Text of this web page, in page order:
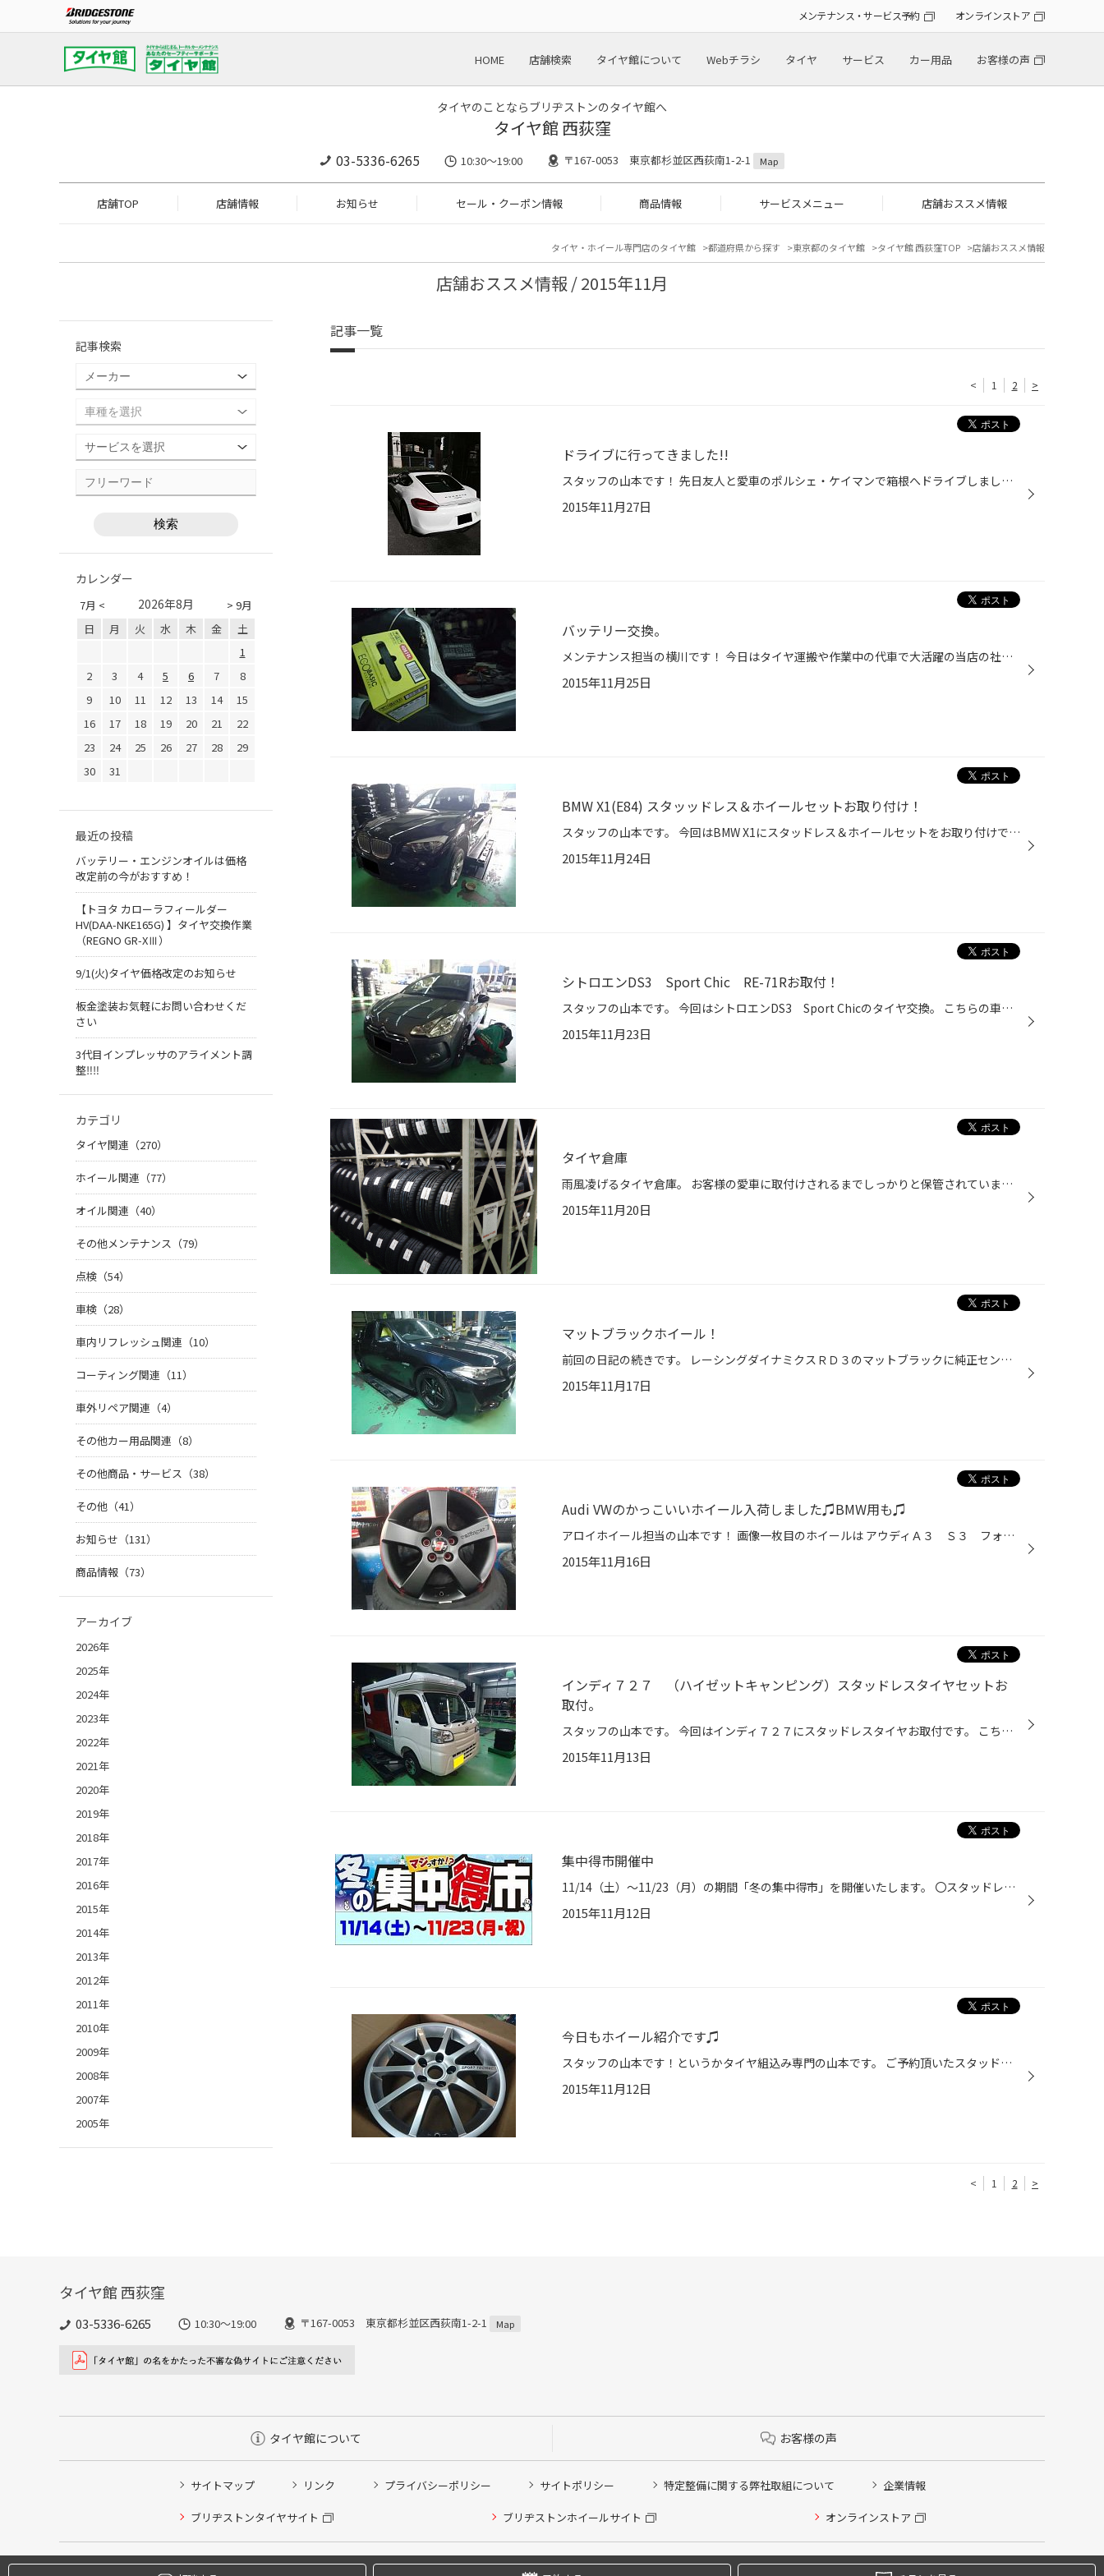
メンテナンス・サービス予約 オンラインストア
HOME 店舗検索 タイヤ館について Webチラシ タイヤ サービス カー用品 お客様の声
タイヤのことならブリヂストンのタイヤ館へ
タイヤ館 西荻窪
03-5336-6265 10:30～19:00 〒167-0053 東京都杉並区西荻南1-2-1 Map
店舗TOP 店舗情報 お知らせ セール・クーポン情報 商品情報 サービスメニュー 店舗おススメ情報
タイヤ・ホイール専門店のタイヤ館 都道府県から探す 東京都のタイヤ館 タイヤ館 西荻窪TOP 店舗おススメ情報
店舗おススメ情報 / 2015年11月
記事一覧
< 1 2 >
ドライブに行ってきました!!
スタッフの山本です！ 先日友人と愛車のポルシェ・ケイマンで箱根へドライブしました。 愛車と言うのは冗談で、レンタカーのケイマンを借りてドライブです(笑) 2015年モデルで走行距離の少ないケイマンを借りる事が出来たので ラッキーでした(•̀ω•́ )ゝ✧ しかもキャンペーン中という事で、安く借り...
2015年11月27日
バッテリー交換。
メンテナンス担当の横川です！ 今日はタイヤ運搬や作業中の代車で大活躍の当店の社用車ハイゼットの バッテリー交換をしました。 社用車なので、毎日日常点検をして定期的にメンテナンスをしていますが ２年前に交換したバッテリーがだいぶ弱っているのを発見しました。 このクルマの使い方は毎日店...
2015年11月25日
BMW X1(E84) スタッッドレス＆ホイールセットお取り付け！
スタッフの山本です。 今回はBMW X1にスタッドレス＆ホイールセットをお取り付けです。 純正のスタイルを大切にされるお客様なので、 ＢＭＷ・ベンツ・アウディ・ＶＷ・ボルボ等の純正ホイールを 生産しているBORBET社のホイールをお選び頂きました。 さすが純正ホイールを生産しているだけあり、ホ...
2015年11月24日
シトロエンDS3 Sport Chic RE-71Rお取付！
スタッフの山本です。 今回はシトロエンDS3 Sport Chicのタイヤ交換。 こちらの車両、６速マニュアルです。 最高出力は156ps/6,000rpm、最大トルクは240Nm 車重は1,190kg。 マニュアルトランスミッション＋この数字を見るとホットハッチ好きな方には堪ら ないと思います。実際ホットハッチ好きの...
2015年11月23日
タイヤ倉庫
雨風凌げるタイヤ倉庫。 お客様の愛車に取付けされるまでしっかりと保管されています。 Q. 乗用車用タイヤは、製造から販売までの在庫期間中に性能変化するの？ A. 適正に保管された乗用車用夏タイヤは、3年間は同等の性能を保つことが 確認されています。 ブリヂストンのタイヤは適正保管されてい...
2015年11月20日
マットブラックホイール！
前回の日記の続きです。 レーシングダイナミクスＲＤ３のマットブラックに純正センターキャップの 組み合わせの画像です。車両はＢＭＷ ５シリーズ（Ｆ１０） ＲＤ３はＲＦＴ（ランフラットタイヤ）に対応です。 スタッドレスタイヤ用の安いホイールが欲しいけど、ダサいのは嫌だなぁ なんて方にオ...
2015年11月17日
Audi VWのかっこいいホイール入荷しました♫BMW用も♫
アロイホイール担当の山本です！ 画像一枚目のホイールは アウディＡ３ Ｓ３ フォルクスワーゲン ゴルフ５，６，７ ゴルフＲ等に 装着できるスタッドレス用ホイールです。 ホイール名はエッティンガーＲＸ。 こちらのホイール。ホイールカラーがなかなか変わっていて、 黒ベースに外側とセンタ...
2015年11月16日
インディ７２７ （ハイゼットキャンピング）スタッドレスタイヤセットお
取付。
スタッフの山本です。 今回はインディ７２７にスタッドレスタイヤお取付です。 こちらの車両、最近流行のコンパクトキャンピングカーです。 ダイハツのハイゼットをベースにキャンピング仕様に架装されています。 商用のハイゼットがベースなので、ライトトラック用の LTタイヤが装着されています。...
2015年11月13日
集中得市開催中
11/14（土）～11/23（月）の期間「冬の集中得市」を開催いたします。 〇スタッドレスタイヤセット 〇お得な夏タイヤセット 〇お得なメンテナンス商品 などなどお得な商品をご用意してお待ちしております。 チラシにタイヤにお使い頂ける割引クーポンもついてますo(^▽^)o ※チラシは店頭にも有ります...
2015年11月12日
今日もホイール紹介です♫
スタッフの山本です！というかタイヤ組込み専門の山本です。 ご予約頂いたスタッドレスタイヤ＆ホイールセットの今日も沢山組込みをさせて頂きました その中でも気になったホイール。 Audi S3に取り付け予定の スポーツテクニック モノ１０ ビジョンと ブリザックＶＲＸのセットです。 こちらのホ...
2015年11月12日
< 1 2 >
記事検索
カレンダー
7月 < > 9月
2026年8月
日 月 火 水 木 金
土
1
2
3 4 5 6 7
8
9
10 11 12 13 14
15
16
17 18 19 20 21
22
23
24 25 26 27 28
29
30
31
最近の投稿
バッテリー・エンジンオイルは価格
改定前の今がおすすめ！
【トヨタ カローラフィールダー
HV(DAA-NKE165G) 】タイヤ交換作業
（REGNO GR-XⅢ）
9/1(火)タイヤ価格改定のお知らせ
板金塗装お気軽にお問い合わせくだ
さい
3代目インプレッサのアライメント調
整‼︎‼︎
カテゴリ
タイヤ関連（270）
ホイール関連（77）
オイル関連（40）
その他メンテナンス（79）
点検（54）
車検（28）
車内リフレッシュ関連（10）
コーティング関連（11）
車外リペア関連（4）
その他カー用品関連（8）
その他商品・サービス（38）
その他（41）
お知らせ（131）
商品情報（73）
アーカイブ
2026年
2025年
2024年
2023年
2022年
2021年
2020年
2019年
2018年
2017年
2016年
2015年
2014年
2013年
2012年
2011年
2010年
2009年
2008年
2007年
2005年
タイヤ館 西荻窪
03-5336-6265 10:30～19:00 〒167-0053 東京都杉並区西荻南1-2-1 Map
タイヤ館について お客様の声
サイトマップ リンク プライバシーポリシー サイトポリシー 特定整備に関する弊社取組について 企業情報
ブリヂストンタイヤサイト ブリヂストンホイールサイト オンラインストア
Copyright © 2024 Bridgestone Retail Co.,Ltd. All rights Reserved.
タイヤ点検・安全点検/タイヤ履き替え/オイル交換/その他ピット作業の予約
クローク契約会員専用タイヤ履き替え※タイヤ履き替えを希望のクローク契約会員の方はこちらを選択ください
本日のタイヤ履き替え順番待ち予約 ※クローク契約会員の方はご利用いただけません